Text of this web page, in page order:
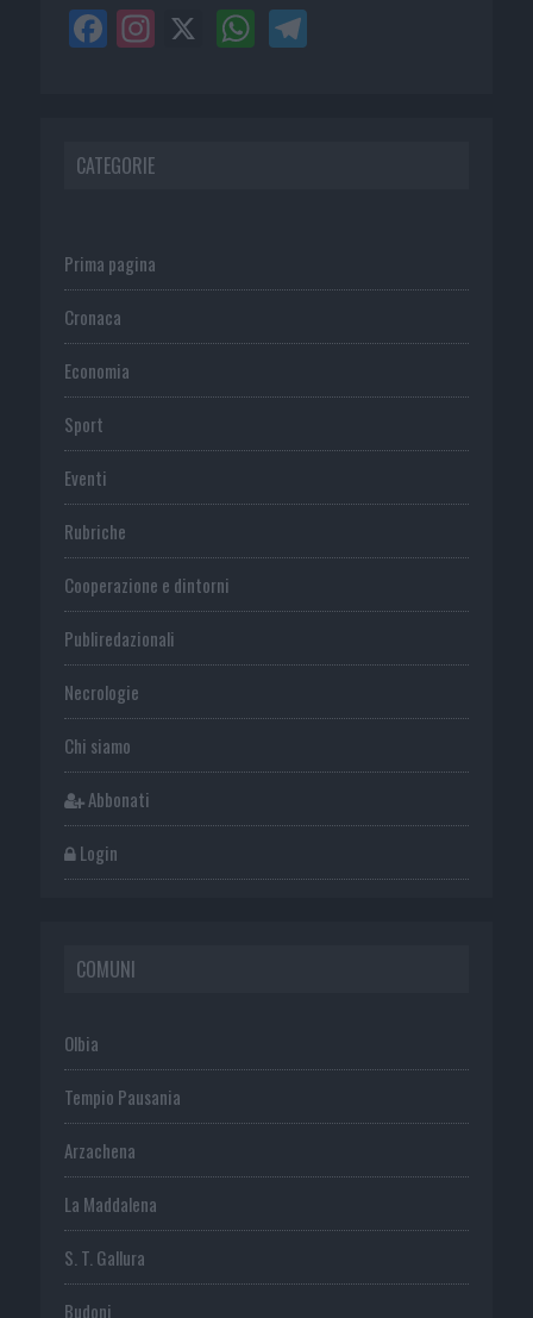
CATEGORIE
Prima pagina
Cronaca
Economia
Sport
Eventi
Rubriche
Cooperazione e dintorni
Publiredazionali
Necrologie
Chi siamo
Abbonati
Login
COMUNI
Olbia
Tempio Pausania
Arzachena
La Maddalena
S. T. Gallura
Budoni